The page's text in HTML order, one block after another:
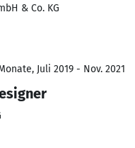
& Co. KG
Juli 2019 - Nov. 2021